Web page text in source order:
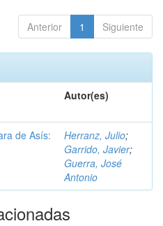
Anterior 1 Siguiente
Autor(es)
de Asís:
Herranz, Julio;
Garrido, Javier;
Guerra, José
Antonio